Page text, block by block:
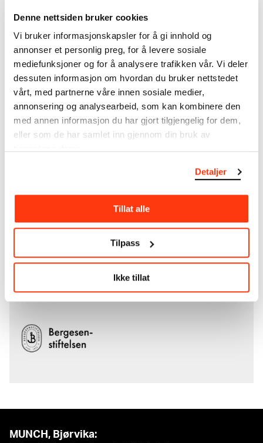
Denne nettsiden bruker cookies
Vi bruker informasjonskapsler for å gi innhold og
annonser et personlig preg, for å levere sosiale
mediefunksjoner og for å analysere trafikken vår. Vi deler
dessuten informasjon om hvordan du bruker nettstedet
vårt, med partnerne våre innen sosiale medier,
annonsering og analysearbeid, som kan kombinere den
med annen informasjon du har gjort tilgjengelig for dem,
eller som de har samlet inn gjennom din bruk av
Detaljer
Tillat alle
Tilpass
Ikke tillat
MUNCHs samling består av over 42 000 unike
museumsobjekter, inkludert nærmere 27 000 unike
kunstverk. I tillegg til den ekstraordinære samlingen
somEdvard Munch testamenterte til Oslo
kommune i 1940, rommer museet også samlingene
til Rolf Stenersen, Amaldus Nielsen og Ludvig O.
Ravensberg.
Merom MUNCHssamling
Les mer om arbeidet med å digitalisere Munchs
Den digitale tilgjengeliggjøringen av museets
samling og katalogen over Edvard Munchs
komplette kunstnerskap er støttet
MUNCH, Bjørvika: